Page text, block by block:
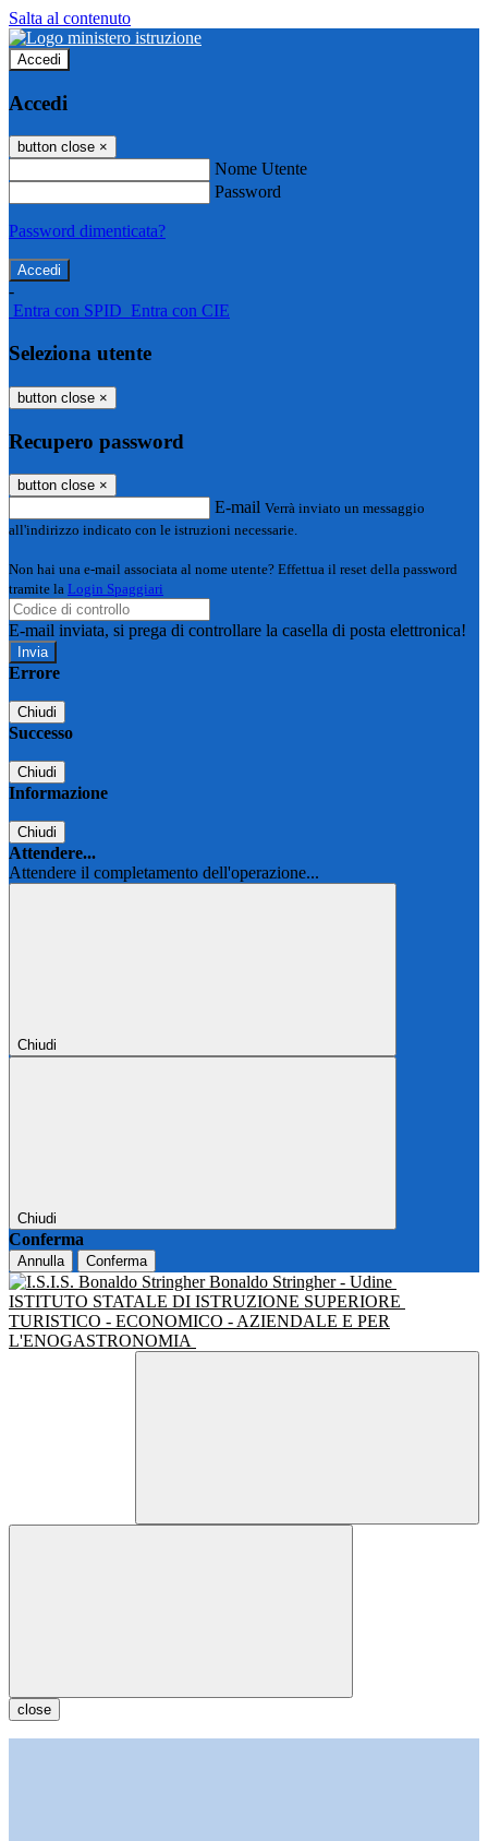
Salta al contenuto
Accedi
Accedi
button close ×
Nome Utente
Password
Password dimenticata?
-
Entra con SPID Entra con CIE
Seleziona utente
button close ×
Recupero password
button close ×
E-mail Verrà inviato un messaggio
all'indirizzo indicato con le istruzioni necessarie.
Non hai una e-mail associata al nome utente? Effettua il reset della password
tramite la Login Spaggiari
E-mail inviata, si prega di controllare la casella di posta elettronica!
Errore
Chiudi
Successo
Chiudi
Informazione
Chiudi
Attendere...
Attendere il completamento dell'operazione...
Chiudi
Chiudi
Conferma
Annulla Conferma
Bonaldo Stringher - Udine
ISTITUTO STATALE DI ISTRUZIONE SUPERIORE
TURISTICO - ECONOMICO - AZIENDALE E PER
L'ENOGASTRONOMIA
close